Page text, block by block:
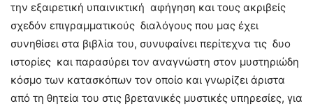
την εξαιρετική υπαινικτική αφήγηση και τους ακριβείς
σχεδόν επιγραμματικούς διαλόγους που μας έχει
συνηθίσει στα βιβλία του, συνυφαίνει περίτεχνα τις δυο
ιστορίες και παρασύρει τον αναγνώστη στον μυστηριώδη
κόσμο των κατασκόπων τον οποίο και γνωρίζει άριστα
από τη θητεία του στις βρετανικές μυστικές υπηρεσίες, για